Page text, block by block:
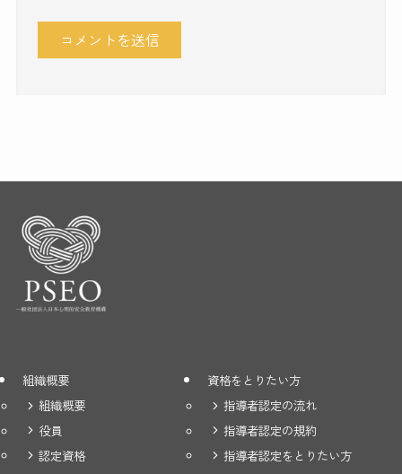
組織概要
組織概要
役員
認定資格
資格をとりたい方
指導者認定の流れ
指導者認定の規約
指導者認定をとりたい方